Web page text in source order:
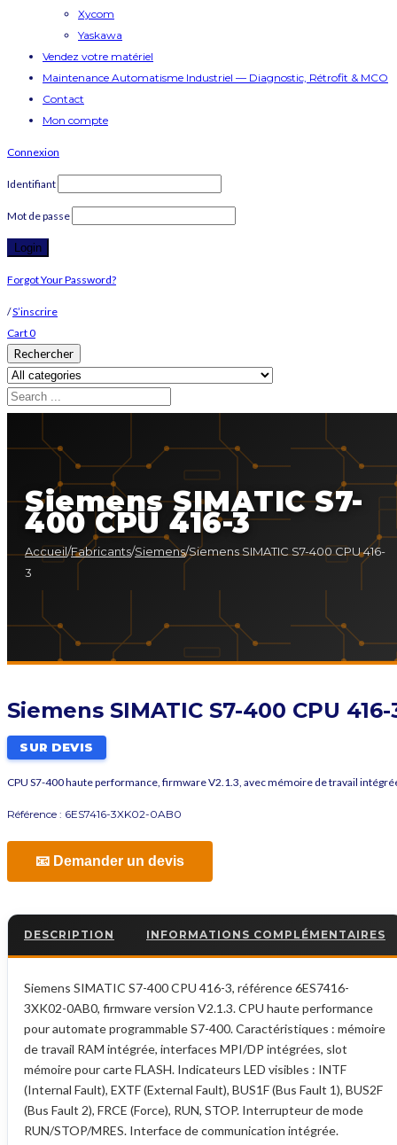
Xycom
Yaskawa
Vendez votre matériel
Maintenance Automatisme Industriel — Diagnostic, Rétrofit & MCO
Contact
Mon compte
Connexion
Identifiant
Mot de passe
Forgot Your Password?
/S’inscrire
Cart0
Rechercher
Siemens SIMATIC S7-
400 CPU 416-3
Accueil/Fabricants/Siemens/Siemens SIMATIC S7-400 CPU 416-
3
Siemens SIMATIC S7-400 CPU 416-
SUR DEVIS
CPU S7-400 haute performance, firmware V2.1.3, avec mémoire de travail
Référence : 6ES7416-3XK02-0AB0
📧 Demander un devis
DESCRIPTION INFORMATIONS COMPLÉMENTAIRES
Siemens SIMATIC S7-400 CPU 416-3, référence 6ES7416-
3XK02-0AB0, firmware version V2.1.3. CPU haute performance
pour automate programmable S7-400. Caractéristiques : mémoire
de travail RAM intégrée, interfaces MPI/DP intégrées, slot
mémoire pour carte FLASH. Indicateurs LED visibles : INTF
(Internal Fault), EXTF (External Fault), BUS1F (Bus Fault 1), BUS2F
(Bus Fault 2), FRCE (Force), RUN, STOP. Interrupteur de mode
RUN/STOP/MRES. Interface de communication intégrée.